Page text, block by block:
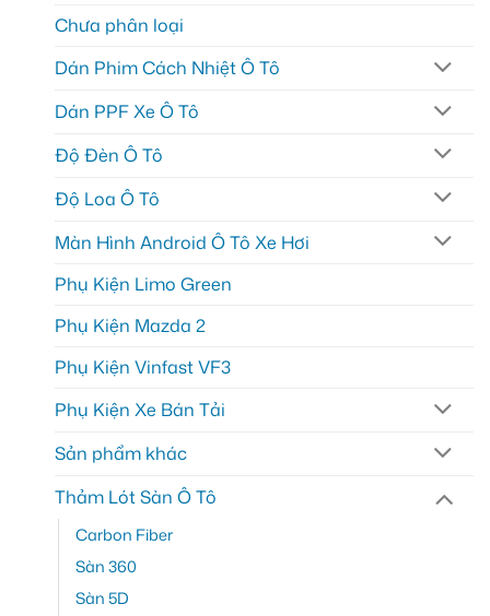
Chưa phân loại
Dán Phim Cách Nhiệt Ô Tô
Dán PPF Xe Ô Tô
Độ Đèn Ô Tô
Độ Loa Ô Tô
Màn Hình Android Ô Tô Xe Hơi
Phụ Kiện Limo Green
Phụ Kiện Mazda 2
Phụ Kiện Vinfast VF3
Phụ Kiện Xe Bán Tải
Sản phẩm khác
Thảm Lót Sàn Ô Tô
Carbon Fiber
Sàn 360
Sàn 5D